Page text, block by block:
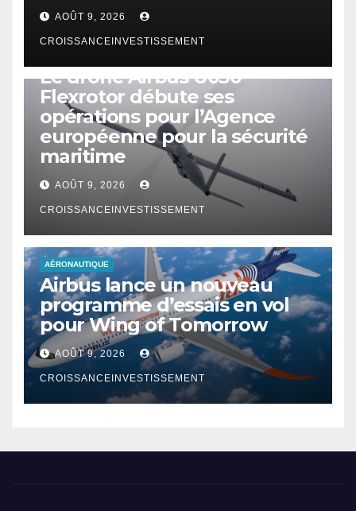
AOÛT 9, 2026
CROISSANCEINVESTISSEMENT
Le drone Airbus U030
Flexrotor débute ses
opérations pour l’Agence
européenne pour la sécurité
maritime
AOÛT 9, 2026
CROISSANCEINVESTISSEMENT
AÉRONAUTIQUE
Airbus lance un nouveau
programme d’essais en vol
pour Wing of Tomorrow
AOÛT 9, 2026
CROISSANCEINVESTISSEMENT